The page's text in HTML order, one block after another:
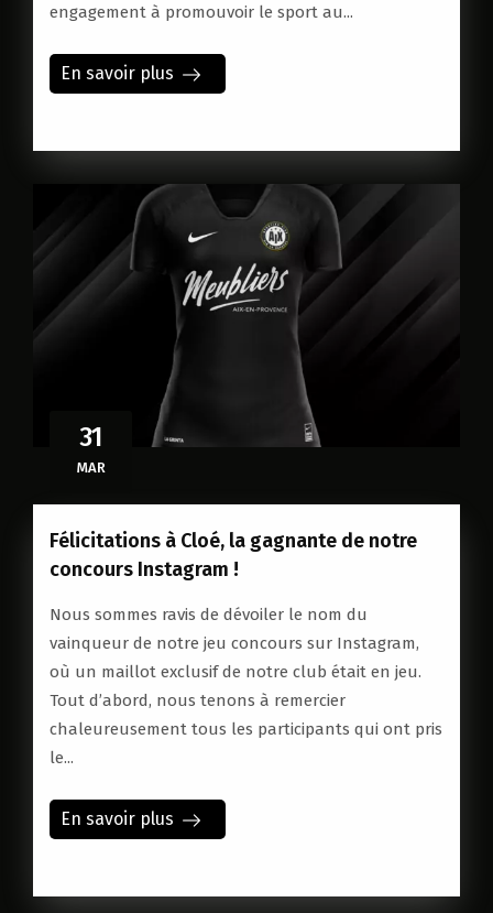
engagement à promouvoir le sport au...
En savoir plus
31
MAR
Félicitations à Cloé, la gagnante de notre
concours Instagram !
Nous sommes ravis de dévoiler le nom du
vainqueur de notre jeu concours sur Instagram,
où un maillot exclusif de notre club était en jeu.
Tout d’abord, nous tenons à remercier
chaleureusement tous les participants qui ont pris
le...
En savoir plus